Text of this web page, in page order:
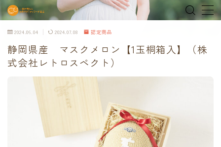
MENU
home
about
MEDIA & NEWS
2024.06.04 2024.07.08 認定商品
静岡県産 マスクメロン【1玉桐箱入】（株
式会社レトロスペクト）